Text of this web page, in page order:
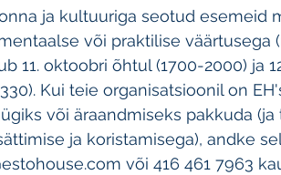
ja kultuuriga seotud esemeid
või praktilise väärtusega
11. oktoobri õhtul (1700-2000) ja
Kui teie organisatsioonil on
või äraandmiseks pakkuda (ja
ja koristamisega), andke
või 416 461 7963